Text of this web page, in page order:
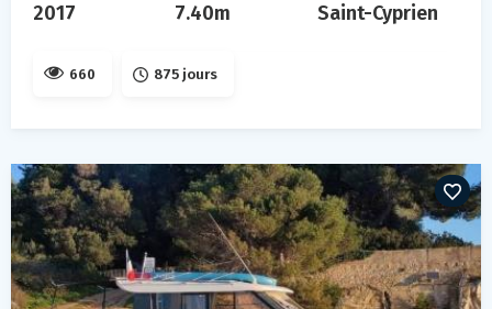
2017 7.40m Saint-Cyprien
660 875 jours